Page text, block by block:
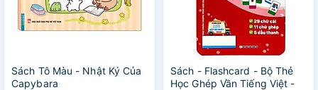
Sách Tô Màu - Nhật Ký Của
Capybara
Sách - Flashcard - Bộ Thẻ
Học Ghép Vần Tiếng Việt -